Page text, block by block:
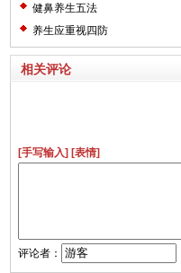
健鼻养生五法
养生应重视四防
相关评论
[手写输入] [表情]
评论者：